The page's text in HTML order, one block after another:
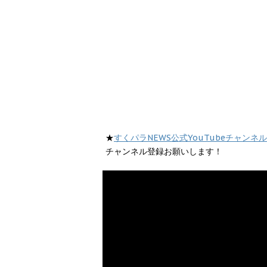
★すくパラNEWS公式YouTubeチャンネル
チャンネル登録お願いします！